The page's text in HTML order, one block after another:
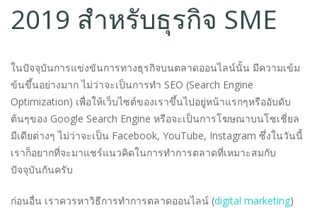
2019 สำหรับธุรกิจ SME
ในปัจจุบันการแข่งขันการทางธุรกิจบนตลาดออนไลน์นั้น มีความเข้ม
ข้นขึ้นอย่างมาก ไม่ว่าจะเป็นการทำ SEO (Search Engine
Optimization) เพื่อให้เว็บไซต์ของเราขึ้นไปอยู่หน้าแรกๆหรืออับดับ
ต้นๆของ Google Search Engine หรือจะเป็นการโฆษณาบนโซเชี่ยล
มีเดียต่างๆ ไม่ว่าจะเป็น Facebook, YouTube, Instagram ซึ่งในวันนี้
เราก็อยากที่จะมาแชร์แนวคิดในการทำการตลาดที่เหมาะสมกับ
ปัจจุบันกันครับ
ก่อนอื่น เราควรหาวิธีการทำการตลาดออนไลน์ (digital marketing)